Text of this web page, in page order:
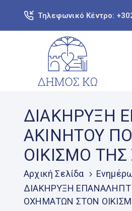
Τηλεφωνικό Κέντρο:
ΔΙΑΚΗΡΥΞΗ
ΑΚΙΝΗΤΟΥ
ΟΙΚΙΣΜΟ ΤΗΣ
Αρχική Σελίδα
ΔΙΑΚΗΡΥΞΗ
ΟΧΗΜΑΤΩΝ ΣΤΟΝ